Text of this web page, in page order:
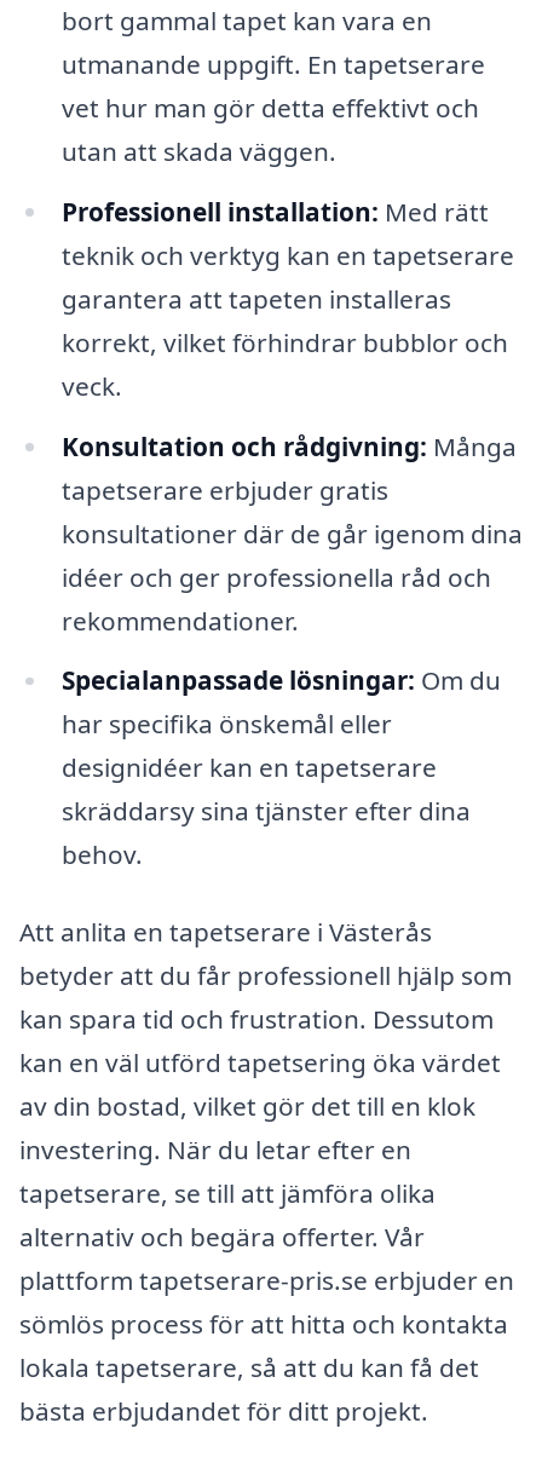
bort gammal tapet kan vara en
utmanande uppgift. En tapetserare
vet hur man gör detta effektivt och
utan att skada väggen.
Professionell installation: Med rätt
teknik och verktyg kan en tapetserare
garantera att tapeten installeras
korrekt, vilket förhindrar bubblor och
veck.
Konsultation och rådgivning: Många
tapetserare erbjuder gratis
konsultationer där de går igenom dina
idéer och ger professionella råd och
rekommendationer.
Specialanpassade lösningar: Om du
har specifika önskemål eller
designidéer kan en tapetserare
skräddarsy sina tjänster efter dina
behov.
Att anlita en tapetserare i Västerås
betyder att du får professionell hjälp som
kan spara tid och frustration. Dessutom
kan en väl utförd tapetsering öka värdet
av din bostad, vilket gör det till en klok
investering. När du letar efter en
tapetserare, se till att jämföra olika
alternativ och begära offerter. Vår
plattform tapetserare-pris.se erbjuder en
sömlös process för att hitta och kontakta
lokala tapetserare, så att du kan få det
bästa erbjudandet för ditt projekt.